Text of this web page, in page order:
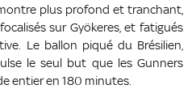
plus profond et tranchant,
sur Gyökeres, et fatigués
Le ballon piqué du Brésilien,
le seul but que les Gunners
entier en 180 minutes.